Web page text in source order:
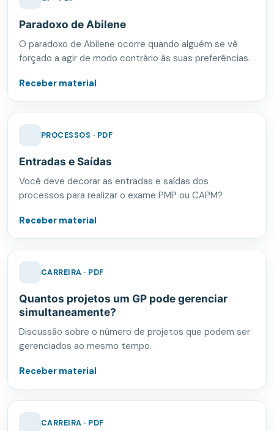
Paradoxo de Abilene
O paradoxo de Abilene ocorre quando alguém se vê
forçado a agir de modo contrário às suas preferências.
Receber material
PROCESSOS · PDF
Entradas e Saídas
Você deve decorar as entradas e saídas dos
processos para realizar o exame PMP ou CAPM?
Receber material
CARREIRA · PDF
Quantos projetos um GP pode gerenciar
simultaneamente?
Discussão sobre o número de projetos que podem ser
gerenciados ao mesmo tempo.
Receber material
CARREIRA · PDF